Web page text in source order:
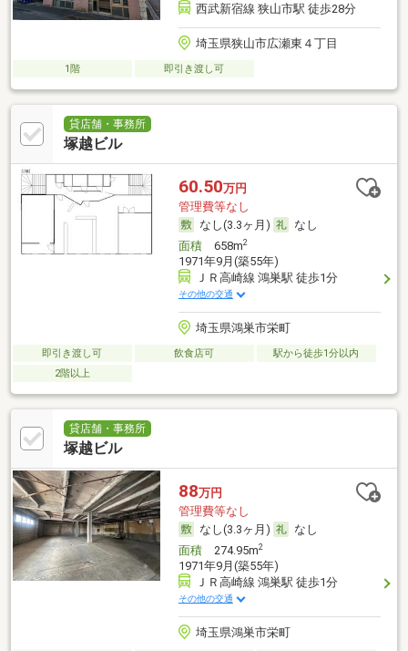
西武新宿線 狭山市駅 徒歩28分
埼玉県狭山市広瀬東４丁目
1階 即引き渡し可
貸店舗・事務所
塚越ビル
60.50万円
管理費等なし
なし(3.3ヶ月)
なし
面積658m2
1971年9月(築55年)
ＪＲ高崎線 鴻巣駅 徒歩1分
その他の交通
埼玉県鴻巣市栄町
即引き渡し可 飲食店可
駅から徒歩1分以内
2階以上
貸店舗・事務所
塚越ビル
88万円
管理費等なし
なし(3.3ヶ月)
なし
面積274.95m2
1971年9月(築55年)
ＪＲ高崎線 鴻巣駅 徒歩1分
その他の交通
埼玉県鴻巣市栄町